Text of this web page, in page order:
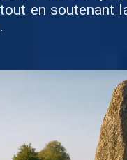
en soutenant